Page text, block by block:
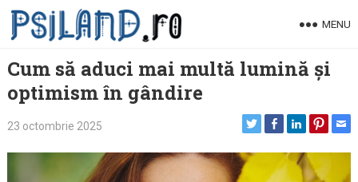
Skip
MENU
Cum să aduci mai multă lumină și
optimism în gândire
23 octombrie 2025